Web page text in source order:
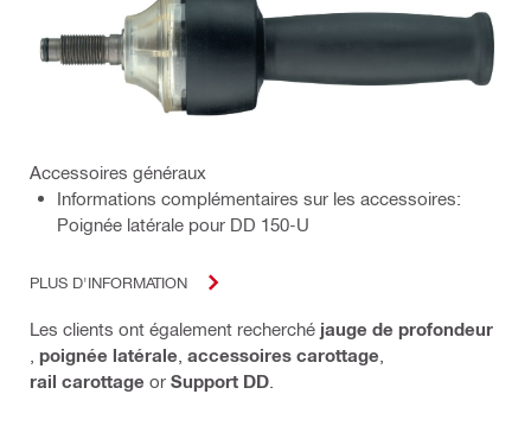
Accessoires généraux
Informations complémentaires sur les accessoires:
Poignée latérale pour DD 150-U
PLUS D'INFORMATION
Les clients ont également recherché jauge de profondeur
poignée latérale accessoires carottage
rail carottage or Support DD